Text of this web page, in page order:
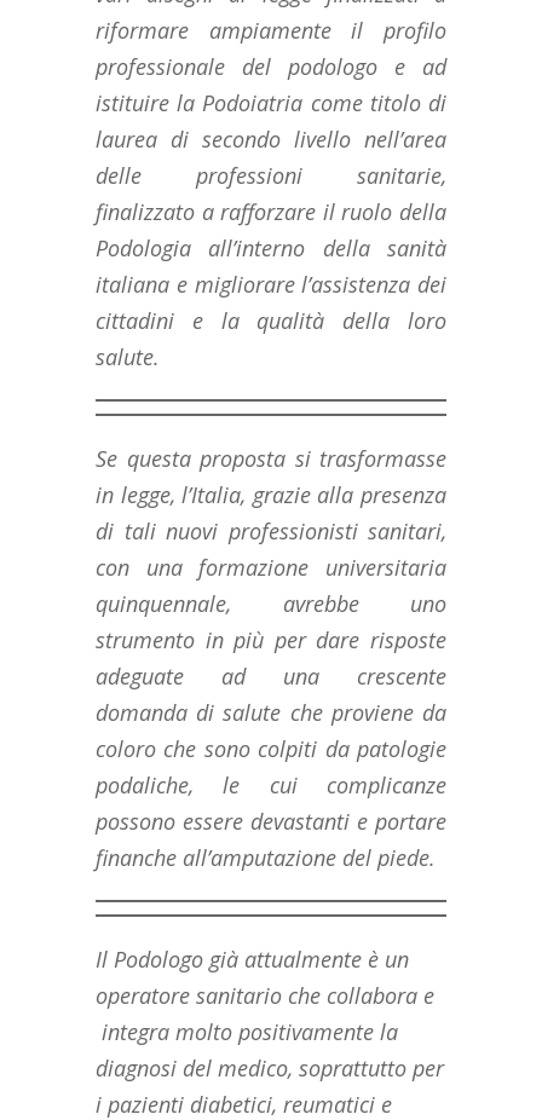
riformare ampiamente il profilo
professionale del podologo e ad
istituire la Podoiatria come titolo di
laurea di secondo livello nell’area
delle professioni sanitarie,
finalizzato a rafforzare il ruolo della
Podologia all’interno della sanità
italiana e migliorare l’assistenza dei
cittadini e la qualità della loro
salute.
Se questa proposta si trasformasse
in legge, l’Italia, grazie alla presenza
di tali nuovi professionisti sanitari,
con una formazione universitaria
quinquennale, avrebbe uno
strumento in più per dare risposte
adeguate ad una crescente
domanda di salute che proviene da
coloro che sono colpiti da patologie
podaliche, le cui complicanze
possono essere devastanti e portare
finanche all’amputazione del piede.
Il Podologo già attualmente è un
operatore sanitario che collabora e
integra molto positivamente la
diagnosi del medico, soprattutto per
i pazienti diabetici, reumatici e